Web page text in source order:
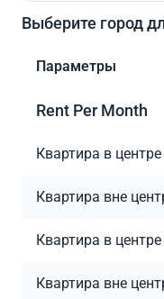
Выберите город
Параметры
Rent Per Month
Квартира в
Квартира вне
Квартира в
Квартира вне